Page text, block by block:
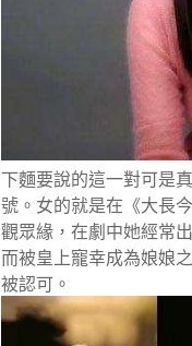
下麵要說的這一對可是
號。女的就是在《大長
觀眾緣，在劇中她經常
而被皇上寵幸成為娘娘
被認可。